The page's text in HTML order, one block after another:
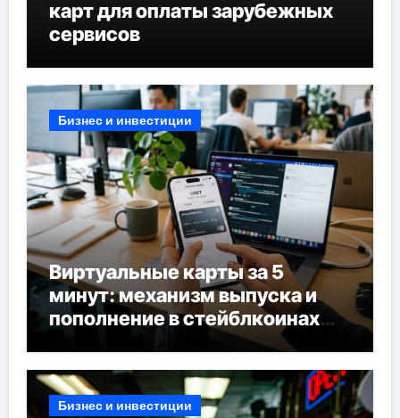
карт для оплаты зарубежных
сервисов
Бизнес и инвестиции
Виртуальные карты за 5
минут: механизм выпуска и
пополнение в стейблкоинах
без банковской верификации
Бизнес и инвестиции